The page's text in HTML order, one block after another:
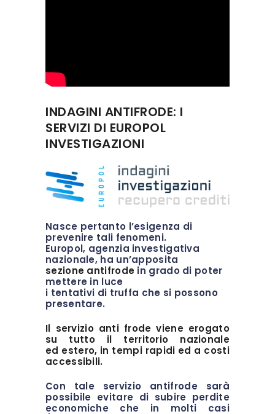
INDAGINI ANTIFRODE: I
SERVIZI DI EUROPOL
INVESTIGAZIONI
Nasce pertanto l’esigenza di
prevenire tali fenomeni.
Europol, agenzia investigativa
nazionale, ha un’apposita
sezione antifrode in grado di poter
mettere in luce
i tentativi di truffa che si possono
presentare.
Il servizio anti frode viene erogato
su tutto il territorio nazionale
ed estero, in tempi rapidi ed a costi
accessibili.
Con tale servizio antifrode sarà
possibile evitare di subire perdite
economiche che in molti casi